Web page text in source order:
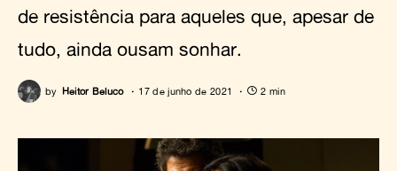
de resistência para aqueles que, apesar de
tudo, ainda ousam sonhar.
by Heitor Beluco 17 de junho de 2021 2 min